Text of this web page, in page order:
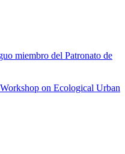
miembro del Patronato de
on Ecological Urban